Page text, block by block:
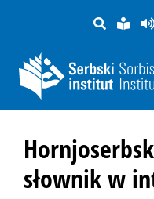
PYTANJE
RĚČ
słownik w